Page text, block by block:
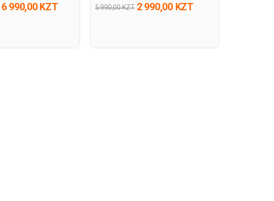
6 990,00 KZT 5 990,00 KZT 2 990,00 KZT